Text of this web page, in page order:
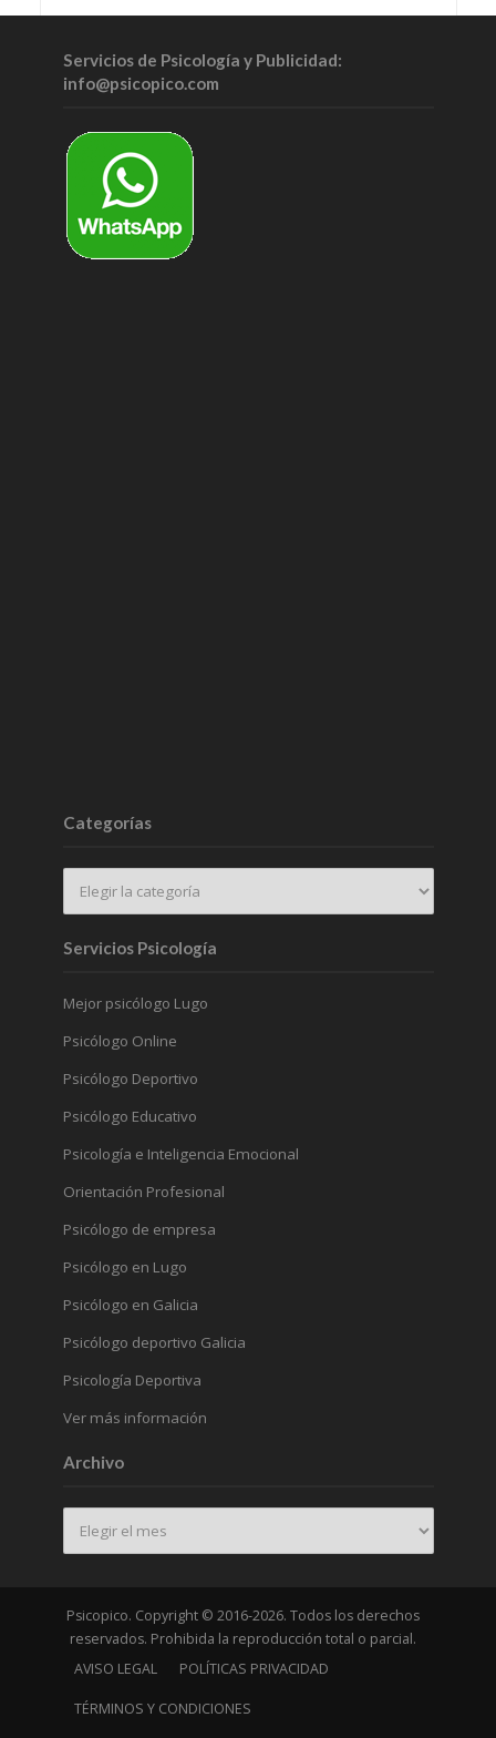
Servicios de Psicología y Publicidad:
info@psicopico.com
Categorías
Servicios Psicología
Mejor psicólogo Lugo
Psicólogo Online
Psicólogo Deportivo
Psicólogo Educativo
Psicología e Inteligencia Emocional
Orientación Profesional
Psicólogo de empresa
Psicólogo en Lugo
Psicólogo en Galicia
Psicólogo deportivo Galicia
Psicología Deportiva
Ver más información
Archivo
Archivo
Psicopico. Copyright © 2016-2026. Todos los derechos
reservados. Prohibida la reproducción total o parcial.
AVISO LEGAL
POLÍTICAS PRIVACIDAD
TÉRMINOS Y CONDICIONES